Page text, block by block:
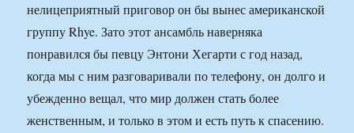
нелицеприятный приговор он бы вынес американской
группу Rhye. Зато этот ансамбль наверняка
понравился бы певцу Энтони Хегарти с год назад,
когда мы с ним разговаривали по телефону, он долго и
убежденно вещал, что мир должен стать более
женственным, и только в этом и есть путь к спасению.